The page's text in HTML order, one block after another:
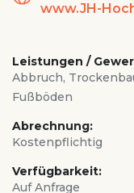
www.JH-
Leistungen /
Abbruch,
Fußböden
Abrechnung:
Kostenpflichtig
Verfügbarkeit:
Auf Anfrage